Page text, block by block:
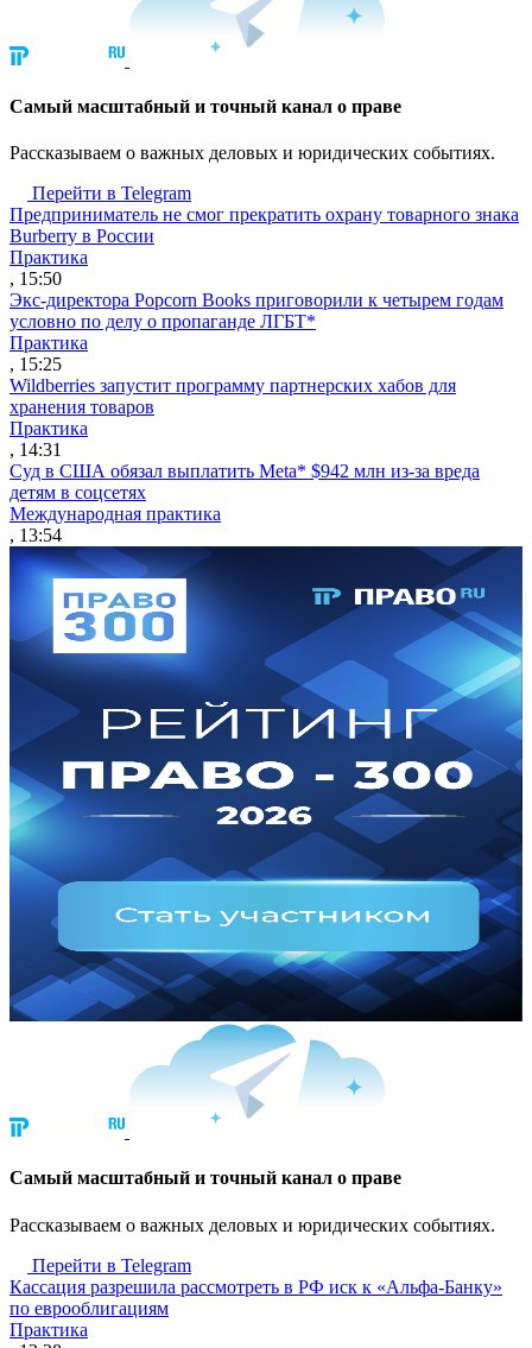
Cамый масштабный и точный канал о праве
Рассказываем о важных деловых и юридических событиях.
Перейти в Telegram
Предприниматель не смог прекратить охрану товарного знака
Burberry в России
Практика
, 15:50
Экс-директора Popcorn Books приговорили к четырем годам
условно по делу о пропаганде ЛГБТ*
Практика
, 15:25
Wildberries запустит программу партнерских хабов для
хранения товаров
Практика
, 14:31
Суд в США обязал выплатить Meta* $942 млн из-за вреда
детям в соцсетях
Международная практика
, 13:54
Cамый масштабный и точный канал о праве
Рассказываем о важных деловых и юридических событиях.
Перейти в Telegram
Кассация разрешила рассмотреть в РФ иск к «Альфа-Банку»
по еврооблигациям
Практика